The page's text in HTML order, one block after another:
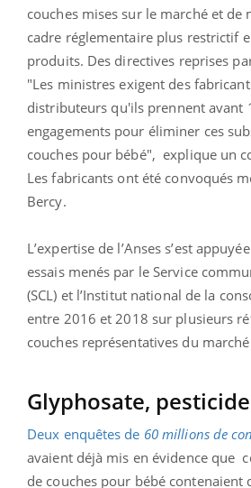
couches mises sur le marché et de
cadre réglementaire plus restrictif
produits. Des directives reprises
"Les ministres exigent des
distributeurs qu'ils prennent avant
engagements pour éliminer ces
couches pour bébé", explique un
Les fabricants ont été convoqués
Bercy.
L’expertise de l’Anses s’est
essais menés par le Service
(SCL) et l’Institut national de la
entre 2016 et 2018 sur plusieurs
couches représentatives du
Glyphosate,
Deux enquêtes de 60 millions de
avaient déjà mis en évidence que
de couches pour bébé contenaient